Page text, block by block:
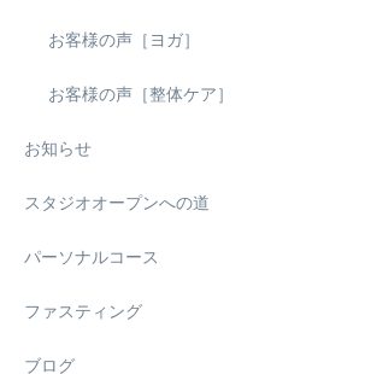
お客様の声［ヨガ］
お客様の声［整体ケア］
お知らせ
スタジオオープンへの道
パーソナルコース
ファスティング
ブログ